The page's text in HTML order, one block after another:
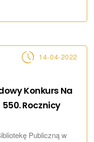
14-04-2022
Konkurs Na
Rocznicy
Publiczną w